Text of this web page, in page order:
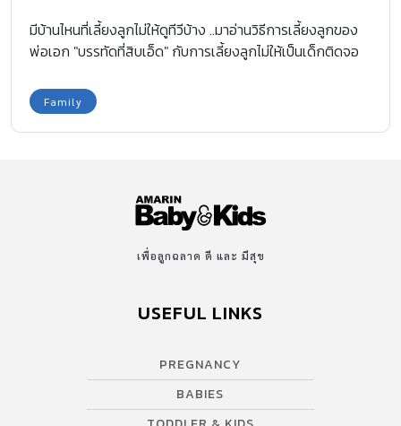
มีบ้านไหนที่เลี้ยงลูกไม่ให้ดูทีวีบ้าง ..มาอ่านวิธีการเลี้ยงลูกของ
พ่อเอก "บรรทัดที่สิบเอ็ด" กับการเลี้ยงลูกไม่ให้เป็นเด็กติดจอ
Family
เพื่อลูกฉลาด ดี และ มีสุข
USEFUL LINKS
PREGNANCY
BABIES